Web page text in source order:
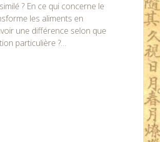
? En ce qui concerne le
les aliments en
une différence selon que
particulière ?…